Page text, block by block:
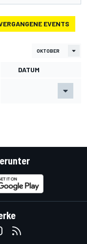
EVENTS
DATUM